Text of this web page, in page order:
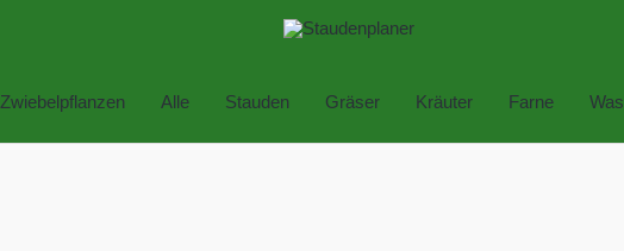
Zwiebelpflanzen Alle Stauden Gräser Kräuter Farne